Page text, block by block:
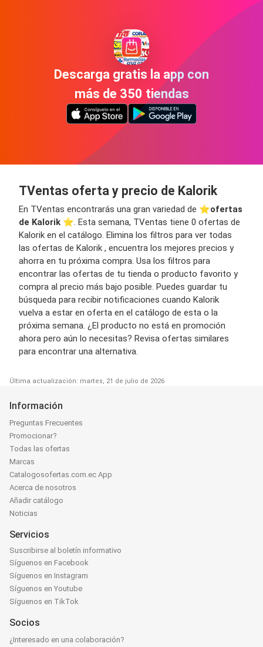
Descarga gratis la app con
más de 350 tiendas
TVentas oferta y precio de Kalorik
En TVentas encontrarás una gran variedad de ⭐️ofertas
de Kalorik ⭐️. Esta semana, TVentas tiene 0 ofertas de
Kalorik en el catálogo. Elimina los filtros para ver todas
las ofertas de Kalorik , encuentra los mejores precios y
ahorra en tu próxima compra. Usa los filtros para
encontrar las ofertas de tu tienda o producto favorito y
compra al precio más bajo posible. Puedes guardar tu
búsqueda para recibir notificaciones cuando Kalorik
vuelva a estar en oferta en el catálogo de esta o la
próxima semana. ¿El producto no está en promoción
ahora pero aún lo necesitas? Revisa ofertas similares
para encontrar una alternativa.
Última actualización: martes, 21 de julio de 2026
Información
Preguntas Frecuentes
Promocionar?
Todas las ofertas
Marcas
Catalogosofertas.com.ec App
Acerca de nosotros
Añadir catálogo
Noticias
Servicios
Suscribirse al boletín informativo
Síguenos en Facebook
Síguenos en Instagram
Síguenos en Youtube
Síguenos en TikTok
Socios
¿Interesado en una colaboración?